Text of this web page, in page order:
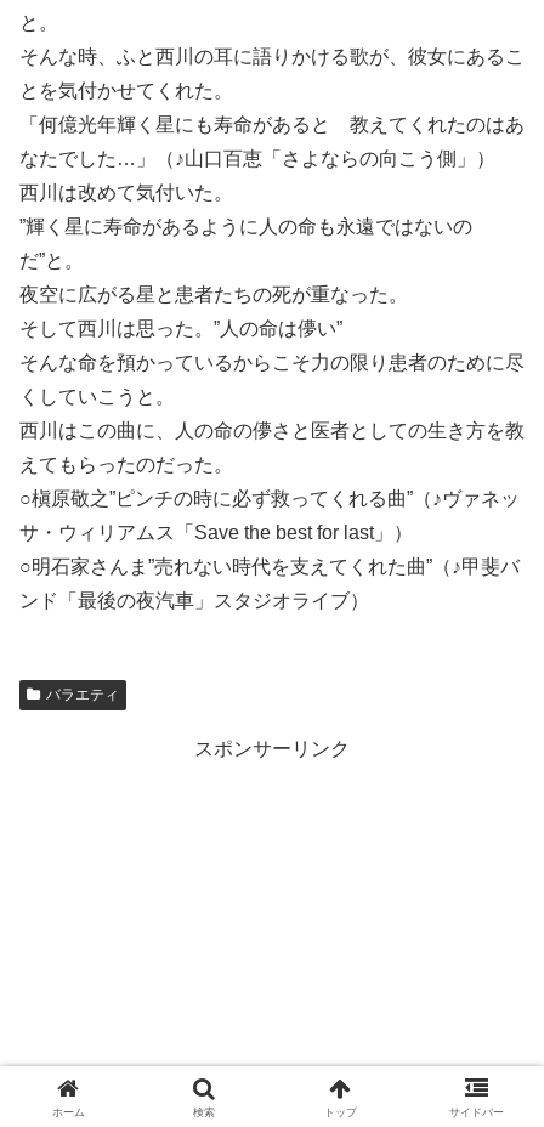
と。
そんな時、ふと西川の耳に語りかける歌が、彼女にあるこ
とを気付かせてくれた。
「何億光年輝く星にも寿命があると 教えてくれたのはあ
なたでした…」（♪山口百恵「さよならの向こう側」）
西川は改めて気付いた。
”輝く星に寿命があるように人の命も永遠ではないの
だ”と。
夜空に広がる星と患者たちの死が重なった。
そして西川は思った。”人の命は儚い”
そんな命を預かっているからこそ力の限り患者のために尽
くしていこうと。
西川はこの曲に、人の命の儚さと医者としての生き方を教
えてもらったのだった。
○槇原敬之”ピンチの時に必ず救ってくれる曲”（♪ヴァネッ
サ・ウィリアムス「Save the best for last」）
○明石家さんま”売れない時代を支えてくれた曲”（♪甲斐バ
ンド「最後の夜汽車」スタジオライブ）
バラエティ
スポンサーリンク
ホーム 検索 トップ サイドバー